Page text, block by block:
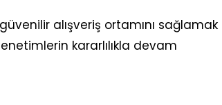
alışveriş ortamını sağlamak
kararlılıkla devam